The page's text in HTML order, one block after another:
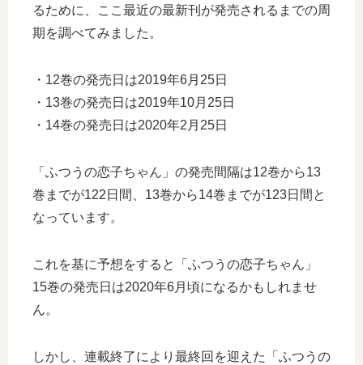
るために、ここ最近の最新刊が発売されるまでの周
期を調べてみました。
・12巻の発売日は2019年6月25日
・13巻の発売日は2019年10月25日
・14巻の発売日は2020年2月25日
「ふつうの恋子ちゃん」の発売間隔は12巻から13
巻までが122日間、13巻から14巻までが123日間と
なっています。
これを基に予想をすると「ふつうの恋子ちゃん」
15巻の発売日は2020年6月頃になるかもしれませ
ん。
しかし、連載終了により最終回を迎えた「ふつうの